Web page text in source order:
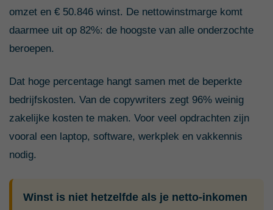
omzet en € 50.846 winst. De nettowinstmarge komt
daarmee uit op 82%: de hoogste van alle onderzochte
beroepen.
Dat hoge percentage hangt samen met de beperkte
bedrijfskosten. Van de copywriters zegt 96% weinig
zakelijke kosten te maken. Voor veel opdrachten zijn
vooral een laptop, software, werkplek en vakkennis
nodig.
Winst is niet hetzelfde als je netto-inkomen